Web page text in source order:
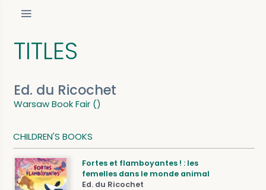
TITLES
Ed. du Ricochet
Warsaw Book Fair ()
CHILDREN'S BOOKS
Fortes et flamboyantes ! : les
femelles dans le monde animal
Ed. du Ricochet